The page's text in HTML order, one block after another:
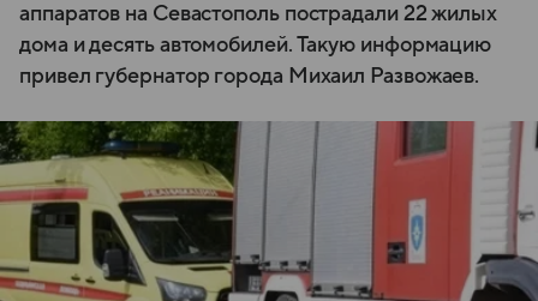
аппаратов на Севастополь пострадали 22 жилых
дома и десять автомобилей. Такую информацию
привел губернатор города Михаил Развожаев.